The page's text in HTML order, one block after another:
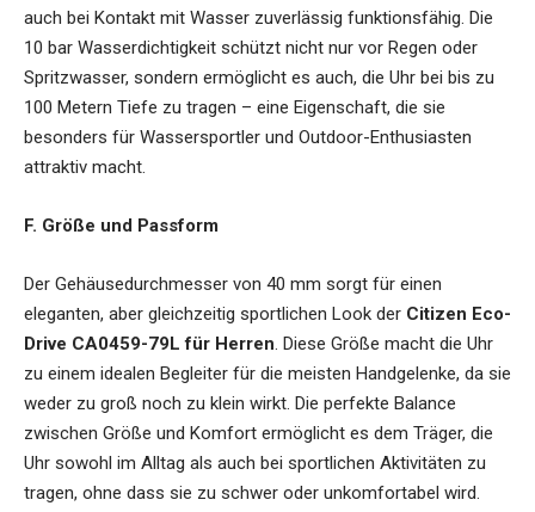
auch bei Kontakt mit Wasser zuverlässig funktionsfähig. Die
10 bar Wasserdichtigkeit schützt nicht nur vor Regen oder
Spritzwasser, sondern ermöglicht es auch, die Uhr bei bis zu
100 Metern Tiefe zu tragen – eine Eigenschaft, die sie
besonders für Wassersportler und Outdoor-Enthusiasten
attraktiv macht.
F. Größe und Passform
Der Gehäusedurchmesser von 40 mm sorgt für einen
eleganten, aber gleichzeitig sportlichen Look der Citizen Eco-
Drive CA0459-79L für Herren. Diese Größe macht die Uhr
zu einem idealen Begleiter für die meisten Handgelenke, da sie
weder zu groß noch zu klein wirkt. Die perfekte Balance
zwischen Größe und Komfort ermöglicht es dem Träger, die
Uhr sowohl im Alltag als auch bei sportlichen Aktivitäten zu
tragen, ohne dass sie zu schwer oder unkomfortabel wird.